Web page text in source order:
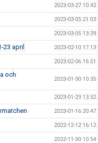
2023-03-27 10:42
2023-03-05 21:03
2023-03-05 13:39
23 april 2023-02-10 17:13
2023-02-06 16:51
och
2023-01-30 10:35
2023-01-29 13:52
2023-01-16 20:47
2022-12-12 16:12
2022-11-30 10:54